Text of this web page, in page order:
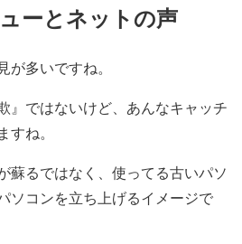
ーとネットの声
が多いですね。
』ではないけど、あんなキャッチ
ね。
蘇るではなく、使ってる古いパソ
ソコンを立ち上げるイメージで